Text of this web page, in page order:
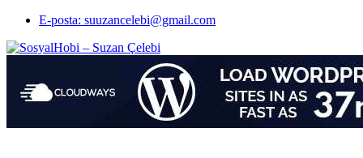
E-posta: suuzancelebi@gmail.com